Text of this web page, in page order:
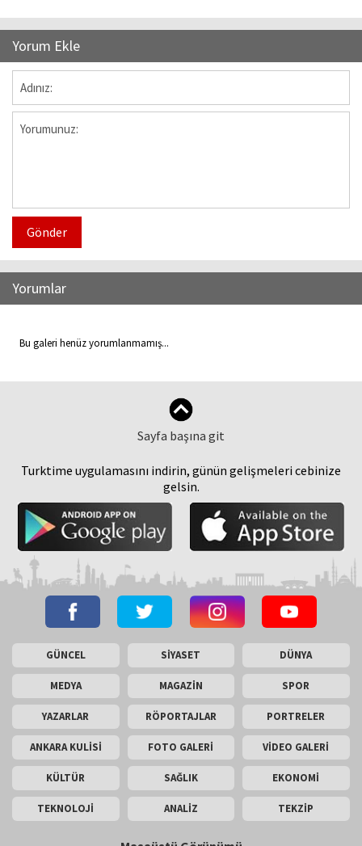
Yorum Ekle
Gönder
Yorumlar
Bu galeri henüz yorumlanmamış...
Sayfa başına git
Turktime uygulamasını indirin, günün gelişmeleri cebinize
gelsin.
GÜNCEL SİYASET DÜNYA
MEDYA MAGAZİN SPOR
YAZARLAR RÖPORTAJLAR PORTRELER
ANKARA KULİSİ FOTO GALERİ VİDEO GALERİ
KÜLTÜR SAĞLIK EKONOMİ
TEKNOLOJİ ANALİZ TEKZİP